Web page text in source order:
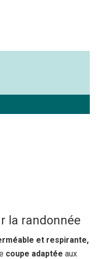
la randonnée
et respirante,
coupe adaptée aux